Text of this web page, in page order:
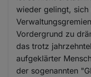
wieder gelingt,
Vordergrund zu
das trotz
aufgeklärter
der sogenannten